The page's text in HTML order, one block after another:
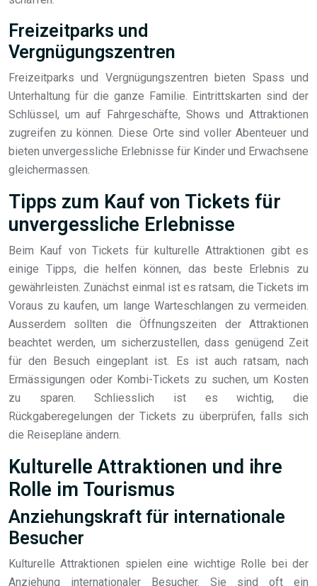
Freizeitparks und
Vergnügungszentren
Freizeitparks und Vergnügungszentren bieten Spass und
Unterhaltung für die ganze Familie. Eintrittskarten sind der
Schlüssel, um auf Fahrgeschäfte, Shows und Attraktionen
zugreifen zu können. Diese Orte sind voller Abenteuer und
bieten unvergessliche Erlebnisse für Kinder und Erwachsene
gleichermassen.
Tipps zum Kauf von Tickets für
unvergessliche Erlebnisse
Beim Kauf von Tickets für kulturelle Attraktionen gibt es
einige Tipps, die helfen können, das beste Erlebnis zu
gewährleisten. Zunächst einmal ist es ratsam, die Tickets im
Voraus zu kaufen, um lange Warteschlangen zu vermeiden.
Ausserdem sollten die Öffnungszeiten der Attraktionen
beachtet werden, um sicherzustellen, dass genügend Zeit
für den Besuch eingeplant ist. Es ist auch ratsam, nach
Ermässigungen oder Kombi-Tickets zu suchen, um Kosten
zu sparen. Schliesslich ist es wichtig, die
Rückgaberegelungen der Tickets zu überprüfen, falls sich
die Reisepläne ändern.
Kulturelle Attraktionen und ihre
Rolle im Tourismus
Anziehungskraft für internationale
Besucher
Kulturelle Attraktionen spielen eine wichtige Rolle bei der
Anziehung internationaler Besucher. Sie sind oft ein